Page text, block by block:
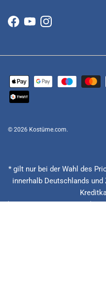
Facebook
YouTubeInstagram
© 2026 Kostüme.com.
* gilt nur bei der Wahl des
innerhalb Deutschlands